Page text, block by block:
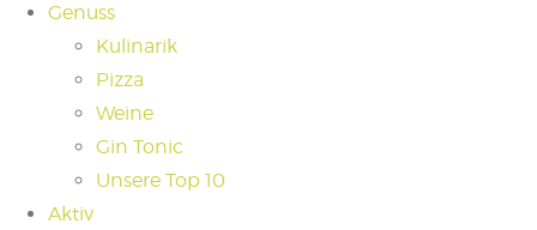
Genuss
Kulinarik
Pizza
Weine
Gin Tonic
Unsere Top 10
Aktiv